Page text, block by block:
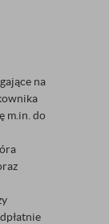
na
m.in. do